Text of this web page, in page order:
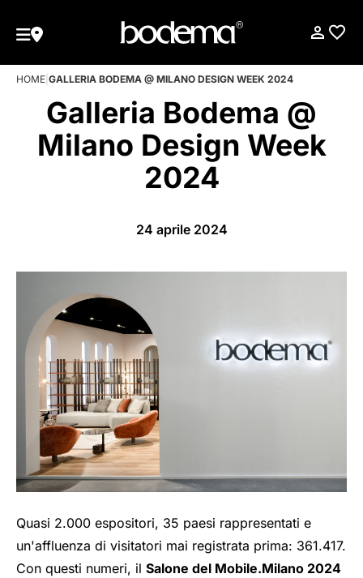
HOME GALLERIA BODEMA @ MILANO DESIGN WEEK 2024
Galleria Bodema @
Milano Design Week
2024
24 aprile 2024
Quasi 2.000 espositori, 35 paesi rappresentati e
un'affluenza di visitatori mai registrata prima: 361.417.
Con questi numeri, il Salone del Mobile.Milano 2024